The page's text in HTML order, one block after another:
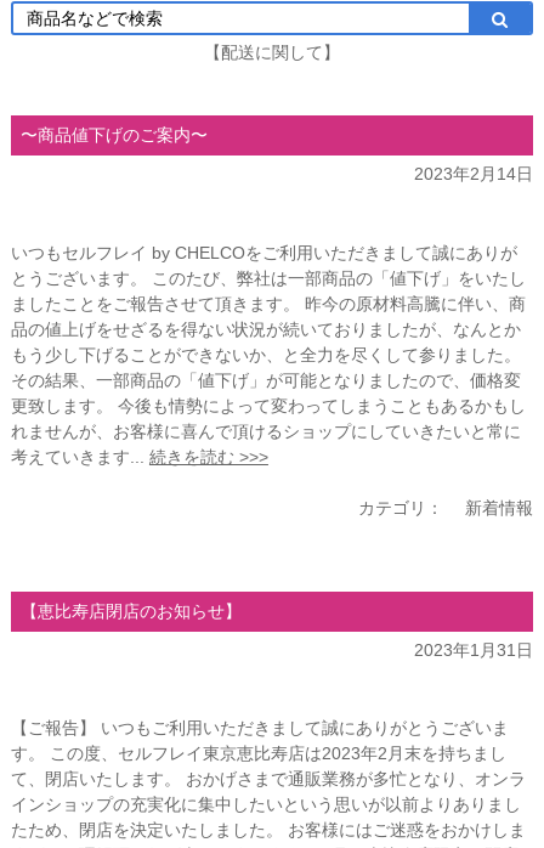
【配送に関して】
〜商品値下げのご案内〜
2023年2月14日
いつもセルフレイ by CHELCOをご利用いただきまして誠にありが
とうございます。 このたび、弊社は一部商品の「値下げ」をいたし
ましたことをご報告させて頂きます。 昨今の原材料高騰に伴い、商
品の値上げをせざるを得ない状況が続いておりましたが、なんとか
もう少し下げることができないか、と全力を尽くして参りました。
その結果、一部商品の「値下げ」が可能となりましたので、価格変
更致します。 今後も情勢によって変わってしまうこともあるかもし
れませんが、お客様に喜んで頂けるショップにしていきたいと常に
考えていきます... 続きを読む >>>
カテゴリ： 新着情報
【恵比寿店閉店のお知らせ】
2023年1月31日
【ご報告】 いつもご利用いただきまして誠にありがとうございま
す。 この度、セルフレイ東京恵比寿店は2023年2月末を持ちまし
て、閉店いたします。 おかげさまで通販業務が多忙となり、オンラ
インショップの充実化に集中したいという思いが以前よりありまし
たため、閉店を決定いたしました。 お客様にはご迷惑をおかけしま